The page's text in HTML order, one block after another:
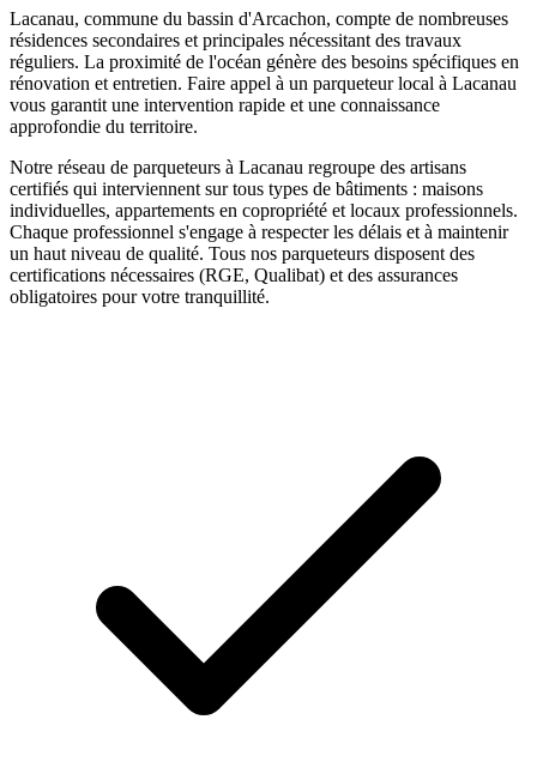
Lacanau, commune du bassin d'Arcachon, compte de nombreuses
résidences secondaires et principales nécessitant des travaux
réguliers. La proximité de l'océan génère des besoins spécifiques en
rénovation et entretien. Faire appel à un parqueteurlocal à Lacanau
vous garantit une intervention rapide et une connaissance
approfondie du territoire.
Notre réseau de parqueteurs à Lacanau regroupe des artisans
certifiés qui interviennent sur tous types de bâtiments : maisons
individuelles, appartements en copropriété et locaux professionnels.
Chaque professionnel s'engage à respecter les délais et à maintenir
un haut niveau de qualité. Tous nos parqueteurs disposent des
certifications nécessaires (RGE, Qualibat) et des assurances
obligatoires pour votre tranquillité.